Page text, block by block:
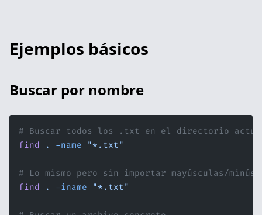
Ejemplos básicos
Buscar por nombre
# Buscar todos los .txt en el directorio
find . -name "*.txt"
# Lo mismo pero sin importar mayúsculas/
find . -iname "*.txt"